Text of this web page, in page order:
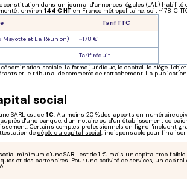
constitution dans un journal d'annonces légales (JAL) habilité
: environ144 € HT en France métropolitaine, soit ~178 €
Tarif TTC
Mayotte et La Réunion) ~178 €
Tarif réduit
sociale, la forme juridique, le capital, le siège,
et le tribunal de commerce de rattachement. La
social
SARL est de 1 €. Au moins 20 % des apports en numéraire
d'une banque, d'un notaire ou d'un établissement de
Certains comptes professionnels en ligne l'incluent
de dépôt du capital social, indispensable pour finaliser
minimum d'une SARL est de 1 €, mais un capital trop
et des partenaires. Pour une activité de services, un